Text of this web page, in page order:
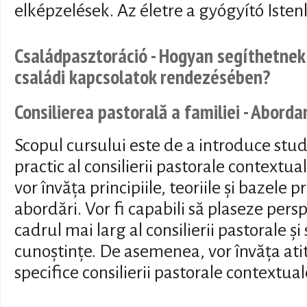
elképzelések. Az életre a gyógyító
Családpasztoráció - Hogyan
családi kapcsolatok rendezésében?
Consilierea pastorală a familiei -
Scopul cursului este de a introduce
practic al consilierii pastorale
vor învăța principiile, teoriile și bazele
abordări. Vor fi capabili să plaseze
cadrul mai larg al consilierii pastorale și
cunoștințe. De asemenea, vor învăța
specifice consilierii pastorale